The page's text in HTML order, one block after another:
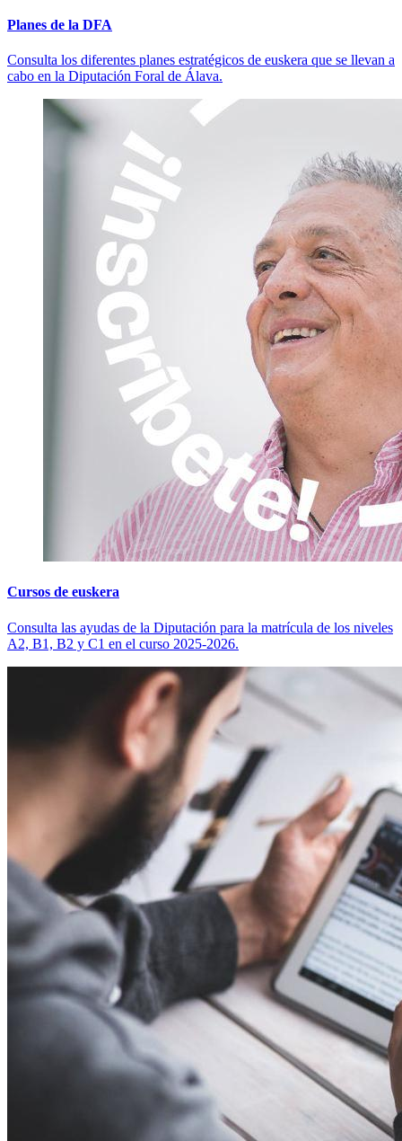
Planes de la DFA
Consulta los diferentes planes estratégicos de euskera que se llevan a
cabo en la Diputación Foral de Álava.
Cursos de euskera
Consulta las ayudas de la Diputación para la matrícula de los niveles
A2, B1, B2 y C1 en el curso 2025-2026.